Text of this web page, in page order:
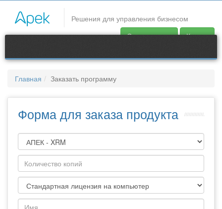
CRM системы
Заказать продукты компании АпекСофт: АПЕК - Контаткы,
Продукты
Контакты
support@apec.com.ua
Решения для управления бизнесом
Скачать демо
Купить
Главная Заказать программу
Форма для заказа продукта